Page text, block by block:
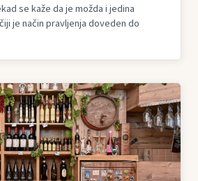
se kaže da je možda i jedina
je način pravljenja doveden do